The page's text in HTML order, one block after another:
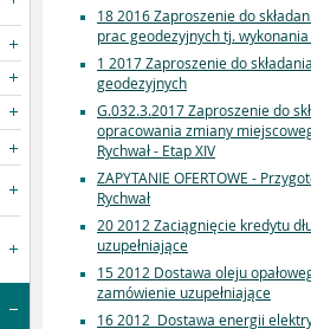
18 2016 Zaproszenie do
prac geodezyjnych tj.
1 2017 Zaproszenie do
geodezyjnych
G.032.3.2017 Zaproszenie do
opracowania zmiany
Rychwał - Etap XIV
ZAPYTANIE OFERTOWE -
Rychwał
20 2012 Zaciągnięcie kredytu
uzupełniające
15 2012 Dostawa oleju
zamówienie uzupełniające
16 2012 Dostawa energii